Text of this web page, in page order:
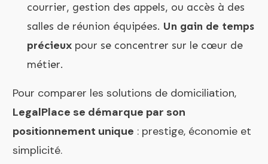
courrier, gestion des appels, ou accès à des
salles de réunion équipées. Un gain de temps
précieux pour se concentrer sur le cœur de
métier.
Pour comparer les solutions de domiciliation,
LegalPlace se démarque par son
positionnement unique : prestige, économie et
simplicité.